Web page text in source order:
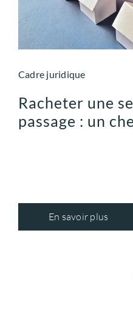
Cadre juridique
Racheter une
passage : un
En savoir plus